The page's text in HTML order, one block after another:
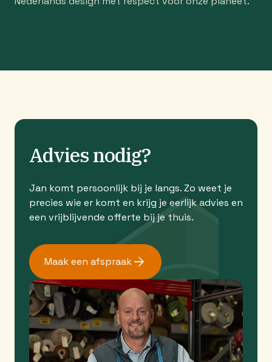
Advies nodig?
Jan komt persoonlijk bij je langs. Zo weet je
precies wie er komt en krijg je eerlijk advies en
een vrijblijvende offerte bij je thuis.
Maak een afspraak